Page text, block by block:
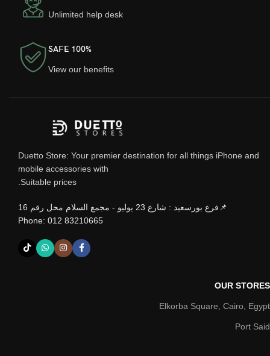
Unlimited help desk
100% SAFE
View our benefits
Duetto Store: Your premier destination for all things iPhone and
mobile accessories with
Suitable prices.
📌فرع بورسعيد : شارع 23 يوليو - مجمع السلام محل رقم 16
Phone: 012 83210665
OUR STORES
Elkorba Square, Cairo, Egypt
Port Said